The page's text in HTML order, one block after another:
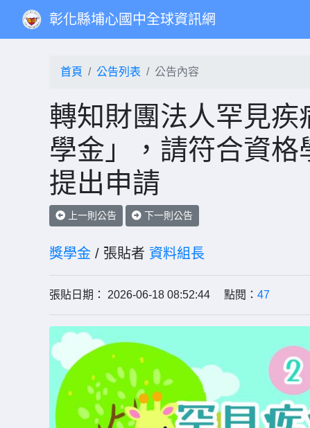
彰化縣埔心國中全球資訊網
首頁 公告列表 公告內容
轉知財團法人罕見
學金」，請符合資
提出申請
上一則公告 下一則公告
獎學金 / 張貼者 資料組長
張貼日期： 2026-06-18 08:52:44 點閱： 47